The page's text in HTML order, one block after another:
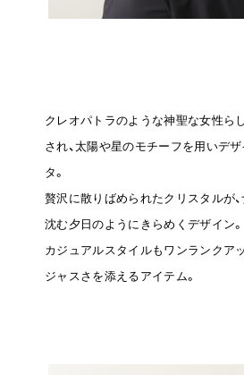
クレオパトラのような神聖な女性ら
され、太陽や星のモチーフを用いデ
タ。
贅沢に散りばめられたクリスタルが
沈む夕日のようにきらめくデザイン。
カジュアルスタイルもワンランクア
ジャスさを添えるアイテム。